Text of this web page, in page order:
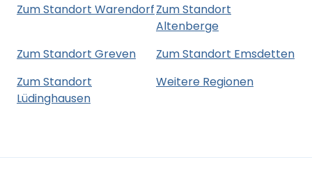
Zum Standort WarendorfZum Standort
Altenberge
Zum Standort Greven
Zum Standort Emsdetten
Zum Standort
Lüdinghausen
Weitere Regionen